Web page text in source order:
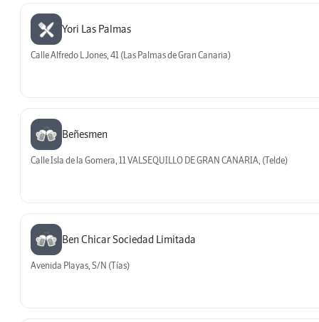
Yori Las Palmas
Calle Alfredo L Jones, 41 (Las Palmas de Gran Canaria)
Beñesmen
Calle Isla de la Gomera, 11 VALSEQUILLO DE GRAN CANARIA, (Telde)
Ben Chicar Sociedad Limitada
Avenida Playas, S/N (Tías)